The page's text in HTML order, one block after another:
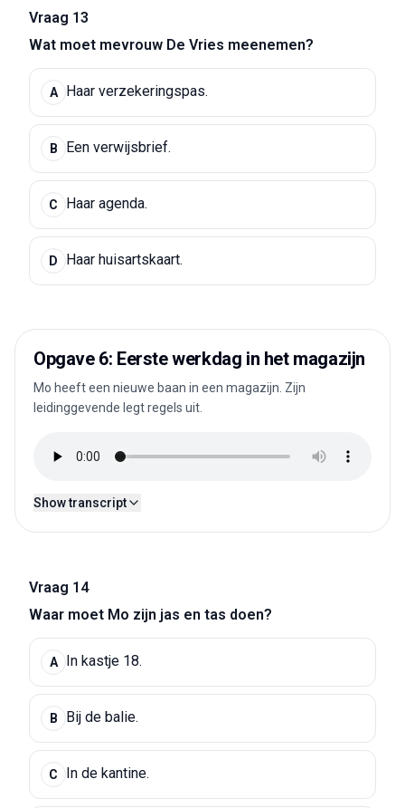
Vraag 13
Wat moet mevrouw De Vries meenemen?
A Haar verzekeringspas.
B Een verwijsbrief.
C Haar agenda.
D Haar huisartskaart.
Opgave 6: Eerste werkdag in het magazijn
Mo heeft een nieuwe baan in een magazijn. Zijn
leidinggevende legt regels uit.
Show transcript
Vraag 14
Waar moet Mo zijn jas en tas doen?
A In kastje 18.
B Bij de balie.
C In de kantine.